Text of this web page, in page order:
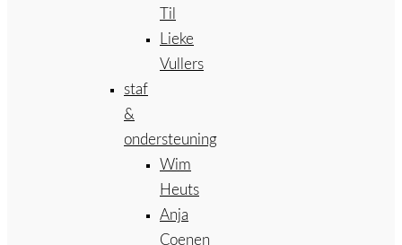
Til
Lieke
Vullers
staf
&
ondersteuning
Wim
Heuts
Anja
Coenen